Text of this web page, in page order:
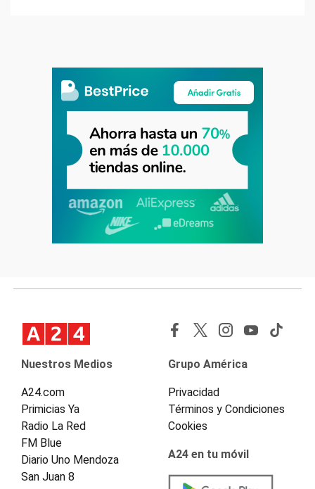
Nuestros Medios
A24.com
Primicias Ya
Radio La Red
FM Blue
Diario Uno Mendoza
San Juan 8
Grupo América
Privacidad
Términos y Condiciones
Cookies
A24 en tu móvil